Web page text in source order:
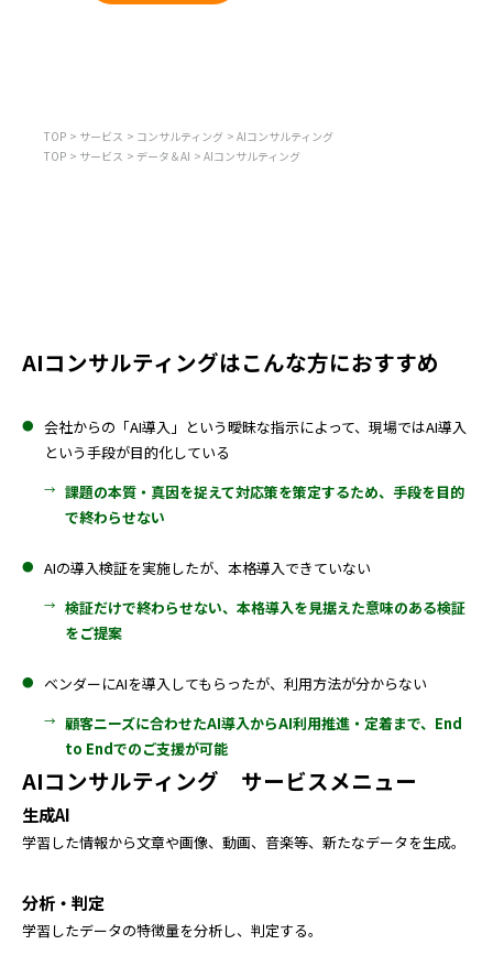
AIコンサルティングはこんな方におすすめ
会社からの「AI導入」という曖昧な指示によって、現場ではAI導入
という手段が目的化している
課題の本質・真因を捉えて対応策を策定するため、手段を目的
で終わらせない
AIの導入検証を実施したが、本格導入できていない
検証だけで終わらせない、本格導入を見据えた意味のある検証
をご提案
ベンダーにAIを導入してもらったが、利用方法が分からない
顧客ニーズに合わせたAI導入からAI利用推進・定着まで、End
to Endでのご支援が可能
AIコンサルティング サービスメニュー
生成AI
学習した情報から文章や画像、動画、音楽等、新たなデータを生成。
分析・判定
学習したデータの特徴量を分析し、判定する。
TOP サービス コンサルティング
AIコンサルティング
TOP
サービス データ＆AI AIコンサルティング